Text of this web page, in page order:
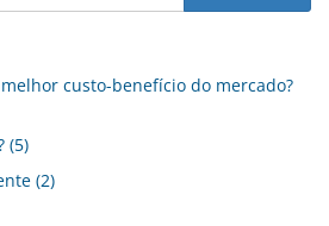
custo-benefício do mercado?
(5)
(2)